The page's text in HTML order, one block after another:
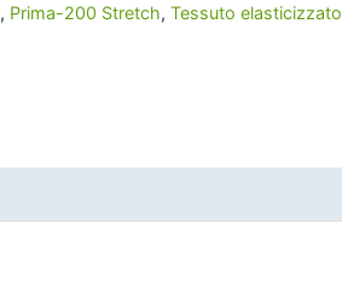
, Prima-200 Stretch,Tessuto elasticizzato